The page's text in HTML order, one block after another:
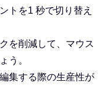
トを1 秒で切り替え
を削減して、マウス
う。
集する際の生産性が